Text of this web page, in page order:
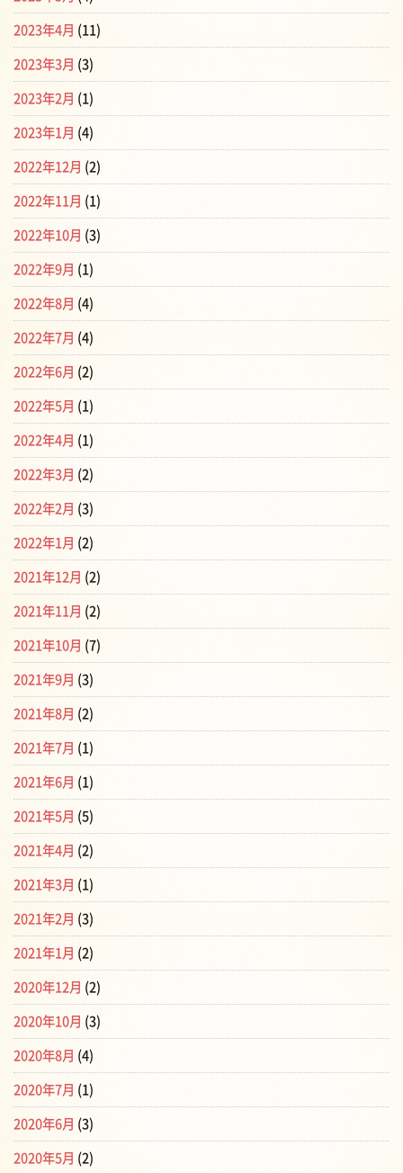
2023年4月 (11)
2023年3月 (3)
2023年2月 (1)
2023年1月 (4)
2022年12月 (2)
2022年11月 (1)
2022年10月 (3)
2022年9月 (1)
2022年8月 (4)
2022年7月 (4)
2022年6月 (2)
2022年5月 (1)
2022年4月 (1)
2022年3月 (2)
2022年2月 (3)
2022年1月 (2)
2021年12月 (2)
2021年11月 (2)
2021年10月 (7)
2021年9月 (3)
2021年8月 (2)
2021年7月 (1)
2021年6月 (1)
2021年5月 (5)
2021年4月 (2)
2021年3月 (1)
2021年2月 (3)
2021年1月 (2)
2020年12月 (2)
2020年10月 (3)
2020年8月 (4)
2020年7月 (1)
2020年6月 (3)
2020年5月 (2)